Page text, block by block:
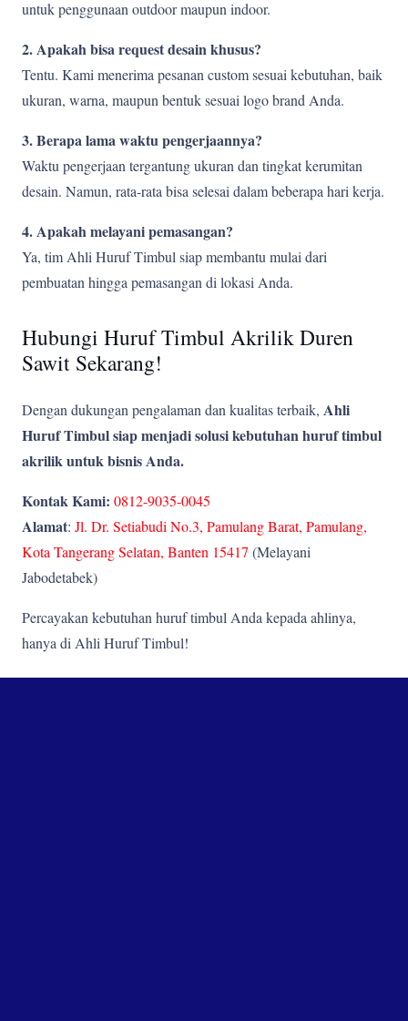
untuk penggunaan outdoor maupun indoor.
2. Apakah bisa request desain khusus?
Tentu. Kami menerima pesanan custom sesuai kebutuhan, baik
ukuran, warna, maupun bentuk sesuai logo brand Anda.
3. Berapa lama waktu pengerjaannya?
Waktu pengerjaan tergantung ukuran dan tingkat kerumitan
desain. Namun, rata-rata bisa selesai dalam beberapa hari kerja.
4. Apakah melayani pemasangan?
Ya, tim Ahli Huruf Timbul siap membantu mulai dari
pembuatan hingga pemasangan di lokasi Anda.
Hubungi Huruf Timbul Akrilik Duren
Sawit Sekarang!
Dengan dukungan pengalaman dan kualitas terbaik, Ahli
Huruf Timbul siap menjadi solusi kebutuhan huruf timbul
akrilik untuk bisnis Anda.
Kontak Kami: 0812-9035-0045
Alamat: Jl. Dr. Setiabudi No.3, Pamulang Barat, Pamulang,
Kota Tangerang Selatan, Banten 15417 (Melayani
Jabodetabek)
Percayakan kebutuhan huruf timbul Anda kepada ahlinya,
hanya di Ahli Huruf Timbul!